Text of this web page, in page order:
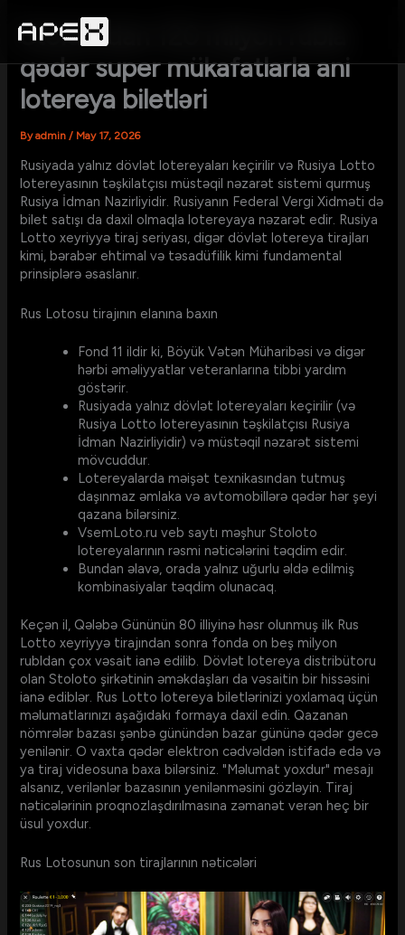
contentStolotodan 120 milyon rubla
qədər super mükafatlarla ani
lotereya biletləri
Byadmin/ May 17, 2026
Rusiyada yalnız dövlət lotereyaları keçirilir və Rusiya Lotto
lotereyasının təşkilatçısı müstəqil nəzarət sistemi qurmuş
Rusiya İdman Nazirliyidir. Rusiyanın Federal Vergi Xidməti də
bilet satışı da daxil olmaqla lotereyaya nəzarət edir. Rusiya
Lotto xeyriyyə tiraj seriyası, digər dövlət lotereya tirajları
kimi, bərabər ehtimal və təsadüfilik kimi fundamental
prinsiplərə əsaslanır.
Rus Lotosu tirajının elanına baxın
Fond 11 ildir ki, Böyük Vətən Müharibəsi və digər
hərbi əməliyyatlar veteranlarına tibbi yardım
göstərir.
Rusiyada yalnız dövlət lotereyaları keçirilir (və
Rusiya Lotto lotereyasının təşkilatçısı Rusiya
İdman Nazirliyidir) və müstəqil nəzarət sistemi
mövcuddur.
Lotereyalarda məişət texnikasından tutmuş
daşınmaz əmlaka və avtomobillərə qədər hər şeyi
qazana bilərsiniz.
VsemLoto.ru veb saytı məşhur Stoloto
lotereyalarının rəsmi nəticələrini təqdim edir.
Bundan əlavə, orada yalnız uğurlu əldə edilmiş
kombinasiyalar təqdim olunacaq.
Keçən il, Qələbə Gününün 80 illiyinə həsr olunmuş ilk Rus
Lotto xeyriyyə tirajından sonra fonda on beş milyon
rubldan çox vəsait ianə edilib. Dövlət lotereya distribütoru
olan Stoloto şirkətinin əməkdaşları da vəsaitin bir hissəsini
ianə ediblər. Rus Lotto lotereya biletlərinizi yoxlamaq üçün
məlumatlarınızı aşağıdakı formaya daxil edin. Qazanan
nömrələr bazası şənbə günündən bazar gününə qədər gecə
yenilənir. O vaxta qədər elektron cədvəldən istifadə edə və
ya tiraj videosuna baxa bilərsiniz. "Məlumat yoxdur" mesajı
alsanız, verilənlər bazasının yenilənməsini gözləyin. Tiraj
nəticələrinin proqnozlaşdırılmasına zəmanət verən heç bir
üsul yoxdur.
Rus Lotosunun son tirajlarının nəticələri